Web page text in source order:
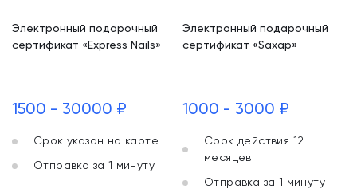
Электронный подарочный
сертификат «Express Nails»
1500 - 30000 ₽
Срок указан на карте
Отправка за 1 минуту
Электронный подарочный
сертификат «Saxap»
1000 - 3000 ₽
Срок действия 12
месяцев
Отправка за 1 минуту